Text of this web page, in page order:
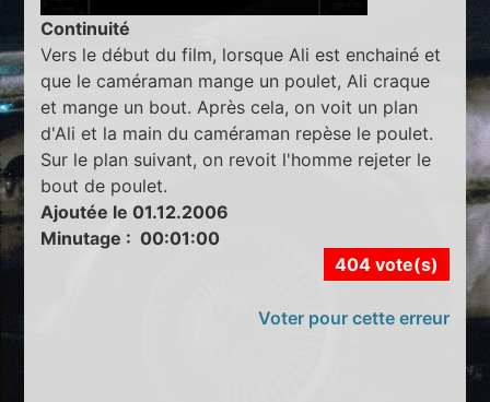
Continuité
Vers le début du film, lorsque Ali est enchainé et
que le caméraman mange un poulet, Ali craque
et mange un bout. Après cela, on voit un plan
d'Ali et la main du caméraman repèse le poulet.
Sur le plan suivant, on revoit l'homme rejeter le
bout de poulet.
Ajoutée le 01.12.2006
Minutage : 00:01:00
404 vote(s)
Voter pour cette erreur